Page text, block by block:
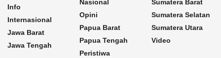
Info
Internasional
Jawa Barat
Jawa Tengah
Nasional
Opini
Papua Barat
Papua Tengah
Peristiwa
Sumatera Barat
Sumatera Selatan
Sumatera Utara
Video